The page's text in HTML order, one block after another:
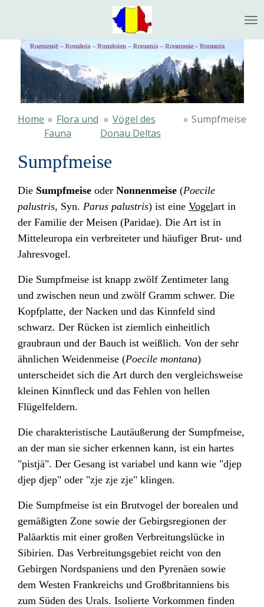
naar
hoofdinhoud
Home » Flora und
Fauna
» Vögel des
Donau Deltas
» Sumpfmeise
Sumpfmeise
Die Sumpfmeise oder Nonnenmeise (Poecile
palustris, Syn. Parus palustris) ist eine Vogelart in
der Familie der Meisen (Paridae). Die Art ist in
Mitteleuropa ein verbreiteter und häufiger Brut- und
Jahresvogel.
Die Sumpfmeise ist knapp zwölf Zentimeter lang
und zwischen neun und zwölf Gramm schwer. Die
Kopfplatte, der Nacken und das Kinnfeld sind
schwarz. Der Rücken ist ziemlich einheitlich
graubraun und der Bauch ist weißlich. Von der sehr
ähnlichen Weidenmeise (Poecile montana)
unterscheidet sich die Art durch den vergleichsweise
kleinen Kinnfleck und das Fehlen von hellen
Flügelfeldern.
Die charakteristische Lautäußerung der Sumpfmeise,
an der man sie sicher erkennen kann, ist ein hartes
"pistjä". Der Gesang ist variabel und kann wie "djep
djep djep" oder "zje zje zje" klingen.
Die Sumpfmeise ist ein Brutvogel der borealen und
gemäßigten Zone sowie der Gebirgsregionen der
Paläarktis mit einer großen Verbreitungslücke in
Sibirien. Das Verbreitungsgebiet reicht von den
Gebirgen Nordspaniens und den Pyrenäen sowie
dem Westen Frankreichs und Großbritanniens bis
zum Süden des Urals. Isolierte Vorkommen finden